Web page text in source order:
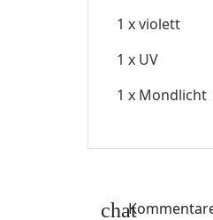
1 x violett
1 x UV
1 x Mondlicht